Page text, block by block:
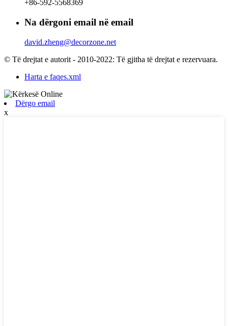
+86-592-5568369
Na dërgoni email në email
david.zheng@decorzone.net
© Të drejtat e autorit - 2010-2022: Të gjitha të drejtat e rezervuara.
Harta e faqes.xml
Dërgo email
x